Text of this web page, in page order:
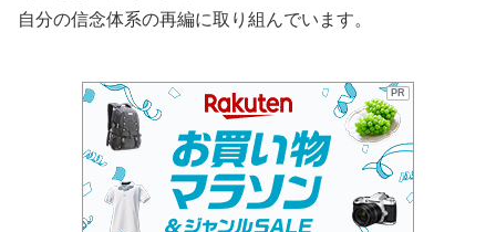
自分の信念体系の再編に取り組んでいます。
PR